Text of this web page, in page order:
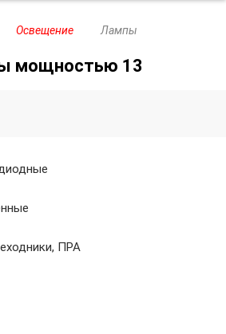
Освещение Лампы
мощностью 13
ПРА